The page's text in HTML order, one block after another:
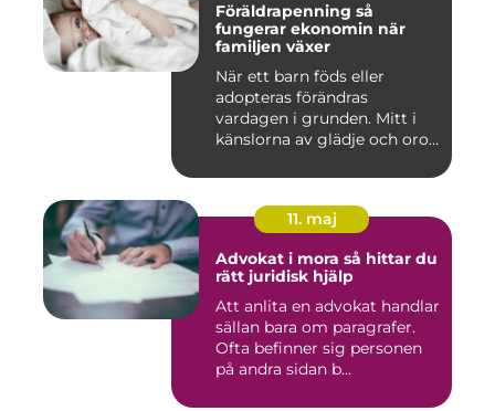
Föräldrapenning så
fungerar ekonomin när
familjen växer
När ett barn föds eller
adopteras förändras
vardagen i grunden. Mitt i
känslorna av glädje och oro
11. maj
Advokat i mora så hittar du
rätt juridisk hjälp
Att anlita en advokat handlar
sällan bara om paragrafer.
Ofta befinner sig personen
på andra sidan b...